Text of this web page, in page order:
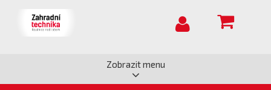
Zobrazit menu